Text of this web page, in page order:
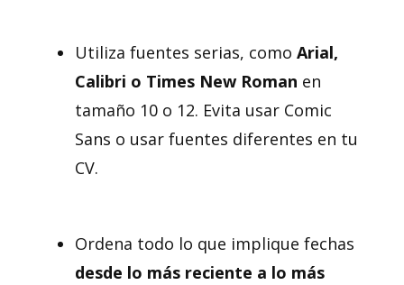
Utiliza fuentes serias, como Arial,
Calibri o Times New Roman en
tamaño 10 o 12. Evita usar Comic
Sans o usar fuentes diferentes en tu
CV.
Ordena todo lo que implique fechas
desde lo más reciente a lo más